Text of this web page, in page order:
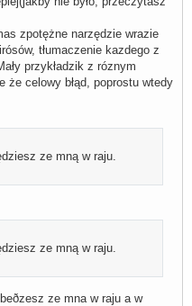
zpotężne narzędzie wrazie
tłumaczenie kazdego z
przykładzik z róznym
że celowy błąd, poprostu wtedy
ze mną w raju.
ze mną w raju.
ze mna w raju a w